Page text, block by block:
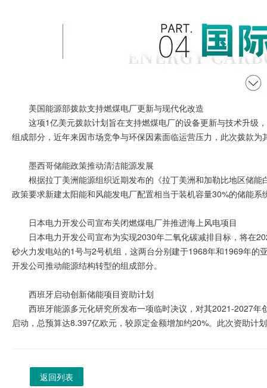
美国能源部拨款支持燃煤电厂更新与现代化改造
这项1亿美元拨款计划旨在支持燃煤电厂的设备更新与技术升级
组成部分，近年来因市场竞争与环保因素面临运营压力，此次拨款为
墨西哥储能政策推动清洁能源发展
根据拉丁美洲能源组织近期发布的《拉丁美洲和加勒比地区储
政策要求新建太阳能和风能发电厂配置相当于装机容量30%的储能
日本电力开发公司宣布关闭燃煤电厂并推进海上风电项目
日本电力开发公司宣布为实现2030年二氧化碳减排目标，将在
砂火力发电站的1号与2号机组，这两台分别建于1968年和1969年
开发公司推动能源结构转型的组成部分。
西班牙启动创新储能项目资助计划
西班牙能源多元化研究所发布一项临时决议，对其2021-2027
启动，总预算达8.397亿欧元，较原定金额增加约20%。此次资助计
返回列表